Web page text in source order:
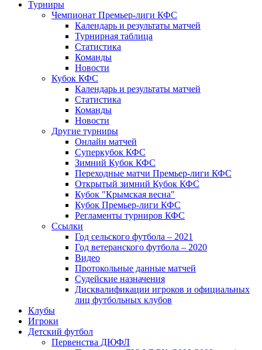
Турниры
Чемпионат Премьер-лиги КФС
Календарь и результаты матчей
Турнирная таблица
Статистика
Команды
Новости
Кубок КФС
Календарь и результаты матчей
Статистика
Команды
Новости
Другие турниры
Онлайн матчей
Суперкубок КФС
Зимний Кубок КФС
Переходные матчи Премьер-лиги КФС
Открытый зимний Кубок КФС
Кубок "Крымская весна"
Кубок Премьер-лиги КФС
Регламенты турниров КФС
Ссылки
Год сельского футбола – 2021
Год ветеранского футбола – 2020
Видео
Протокольные данные матчей
Судейские назначения
Дисквалификации игроков и официальных
лиц футбольных клубов
Клубы
Игроки
Детский футбол
Первенства ДЮФЛ